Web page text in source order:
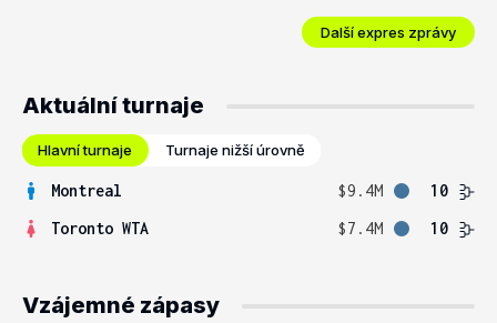
Další expres zprávy
Aktuální turnaje
Hlavní turnaje Turnaje nižší úrovně
Montreal $9.4M
10
Toronto WTA
$7.4M 10
Vzájemné zápasy